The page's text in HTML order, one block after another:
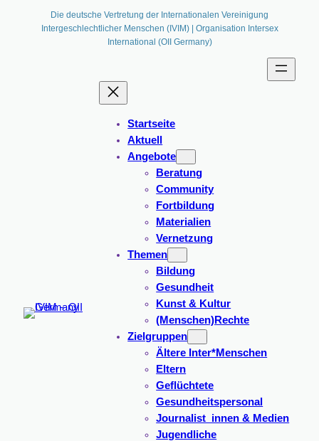
Die deutsche Vertretung der Internationalen Vereinigung
Intergeschlechtlicher Menschen (IVIM) | Organisation Intersex
International (OII Germany)
Startseite
Aktuell
Angebote
Beratung
Community
Fortbildung
Materialien
Vernetzung
Themen
Bildung
Gesundheit
Kunst & Kultur
(Menschen)Rechte
Zielgruppen
Ältere Inter*Menschen
Eltern
Geflüchtete
Gesundheitspersonal
Journalist_innen & Medien
Jugendliche